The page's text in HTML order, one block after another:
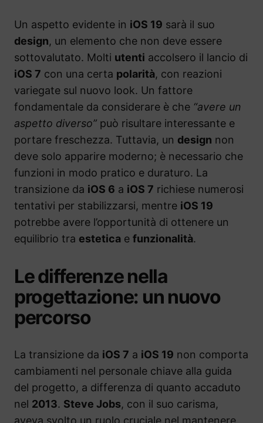
Un aspetto evidente in iOS 19 sarà il suo
design, un elemento che non deve essere
sottovalutato. Molti utenti accolsero il lancio di
iOS 7 con una certa polarità, con reazioni
variegate sul nuovo look. Un fattore
fondamentale da considerare è che “avere un
aspetto diverso” può risultare interessante e
portare freschezza. Tuttavia, un design non
deve solo apparire moderno; è necessario che
funzioni in modo pratico e duraturo. La
transizione da iOS 6 a iOS 7 richiese numerosi
tentativi per stabilizzarsi, mentre iOS 19
potrebbe avere l’opportunità di ottenere un
equilibrio tra estetica e funzionalità.
Le differenze nella
progettazione: un nuovo
percorso
La transizione da iOS 7 a iOS 19 non comporta
cambiamenti nel personale chiave alla guida
del progetto, a differenza di quanto accaduto
nel 2013. Steve Jobs, con il suo carisma,
aveva svolto un ruolo cruciale nel mantenere